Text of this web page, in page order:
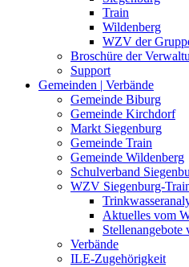
Train
Wildenberg
WZV der
Broschüre der
Support
Gemeinden | Verbände
Gemeinde Biburg
Gemeinde Kirchdorf
Markt Siegenburg
Gemeinde Train
Gemeinde Wildenberg
Schulverband
WZV Siegenburg-
Aktuelles vom
Verbände
ILE-Zugehörigkeit